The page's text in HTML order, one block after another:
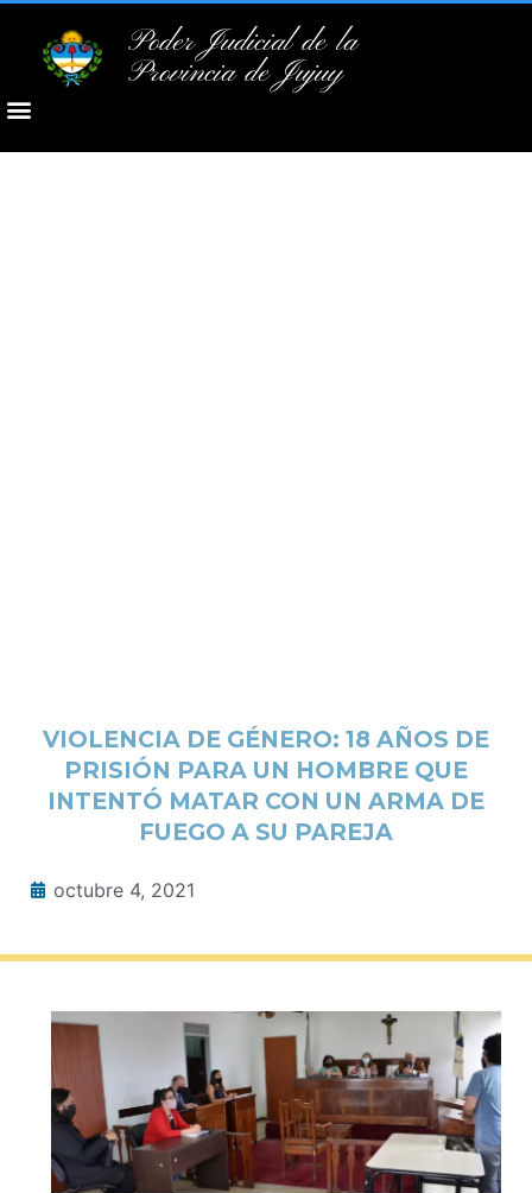
Poder Judicial de la
Provincia de Jujuy
VIOLENCIA DE GÉNERO: 18 AÑOS DE
PRISIÓN PARA UN HOMBRE QUE
INTENTÓ MATAR CON UN ARMA DE
FUEGO A SU PAREJA
octubre 4, 2021